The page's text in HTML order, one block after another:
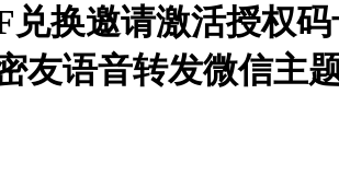
兑换邀请激活授权
友语音转发微信主